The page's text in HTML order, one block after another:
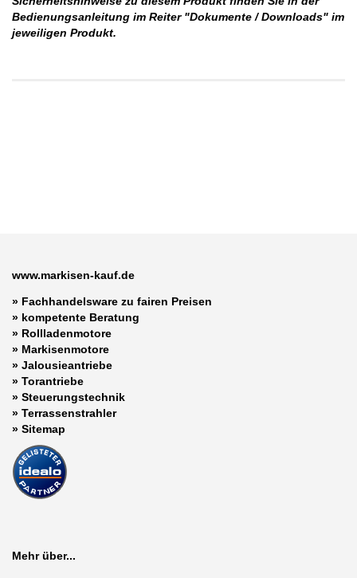
Bedienungsanleitung im Reiter "Dokumente / Downloads" im
jeweiligen Produkt.
www.markisen-kauf.de
» Fachhandelsware zu fairen Preisen
» kompetente Beratung
» Rollladenmotore
» Markisenmotore
» Jalousieantriebe
» Torantriebe
» Steuerungstechnik
» Terrassenstrahler
» Sitemap
Mehr über...